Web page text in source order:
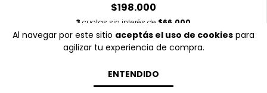
Al navegar por este sitio aceptás el uso de cookies para
agilizar tu experiencia de compra.
ENTENDIDO
$198.000
3 cuotas sin interés de $66.000